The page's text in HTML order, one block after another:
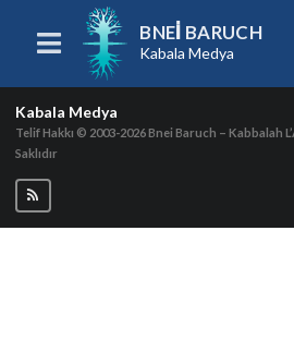
BNEI BARUCH
Kabala Medya
Kabala Medya
Telif Hakkı © 2003-2026Bnei Baruch – Kabbalah
Saklıdır